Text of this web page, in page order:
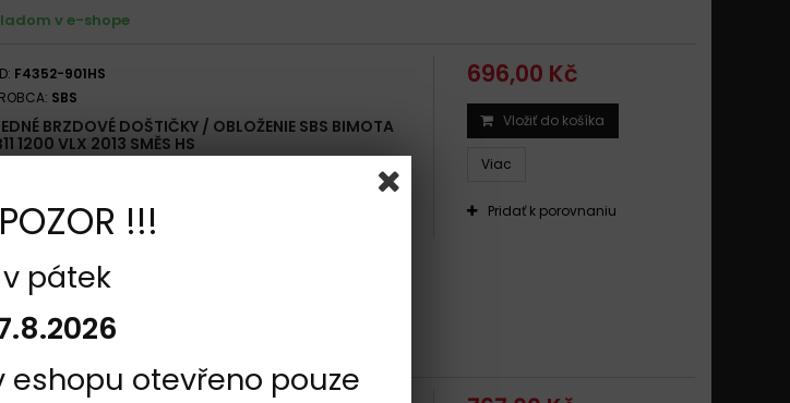
v e-shope
F4352-901HS
SBS
BRZDOVÉ DOŠTIČKY / OBLOŽENIE SBS BIMOTA
1200 VLX 2013 SMĚS HS
citlivosťou bŕzd a vysokej tepelnej stability,
záťažou motocykla. Zmes HS nepoškodzuje
kotúče, brzdné účinky sú stabilné ako za sucha,
aj za mokra a pre stálosť brzdného účinku nepotrebujú
na vyššiu teplotu. Táto zmes...
696,00 Kč
Vložiť do košíka
Viac
Pridať k porovnaniu
!!!
v pátek
eshopu otevřeno pouze